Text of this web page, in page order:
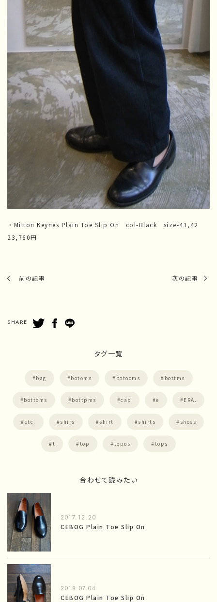
・Milton Keynes Plain Toe Slip On col-Black size-41,42
23,760円
前の記事 次の記事
SHARE
タグ一覧
bag botoms botooms bottms
bottoms bottpms cap e ERA.
etc. shirs shirt shirts shoes
t top topos tops
合わせて読みたい
2017.12.20
CEBOG Plain Toe Slip On
2018.07.04
CEBOG Plain Toe Slip On